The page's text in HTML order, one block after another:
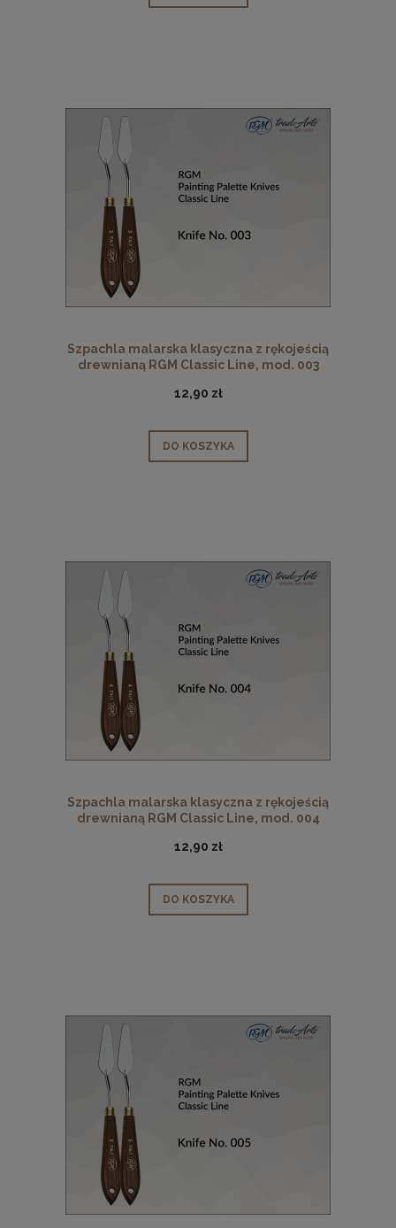
Szpachla malarska klasyczna z rękojeścią
drewnianą RGM Classic Line, mod. 003
12,90 zł
DO KOSZYKA
Szpachla malarska klasyczna z rękojeścią
drewnianą RGM Classic Line, mod. 004
12,90 zł
DO KOSZYKA